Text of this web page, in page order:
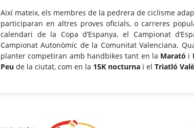
Així mateix, els membres de la pedrera de ciclisme
participaran en altres proves oficials, o carreres
calendari de la Copa d’Espanya, el Campionat
Campionat Autonòmic de la Comunitat Valenciana.
planter competiran amb handbikes tant en la Marató i
Peude la ciutat, com en la 15K nocturnai el Triatló